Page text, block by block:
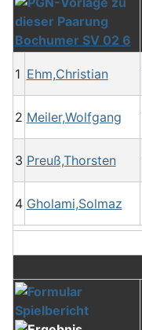
Bochumer SV 02 6
1 Ehm,Christian
2 Meiler,Wolfgang
3 Preuß,Thorsten
4 Gholami,Solmaz